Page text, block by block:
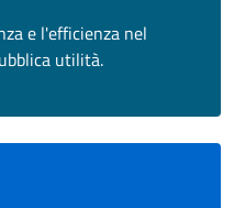
e l'efficienza nel
utilità.